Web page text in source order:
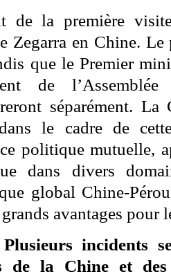
de la première
Zegarra en Chine.
que le Premier
de
séparément.
le cadre de
politique mutuelle,
dans divers
global Chine-
avantages pour
incidents
de la Chine et